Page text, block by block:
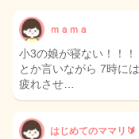
ｍａｍａ
小3の娘が寝ない！！
とか言いながら 7時に
疲れさせ…
はじめてのママリ🔰